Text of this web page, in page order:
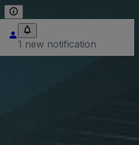
1 new notification